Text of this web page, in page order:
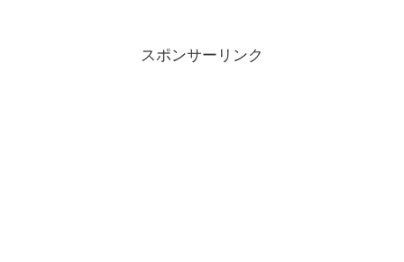
スポンサーリンク